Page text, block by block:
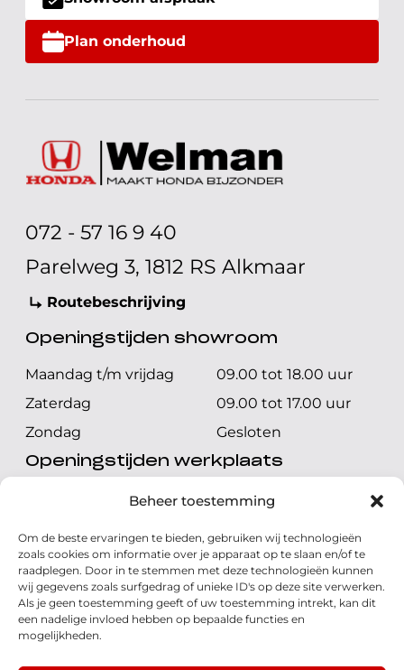
Beheer toestemming
Om de beste ervaringen te bieden, gebruiken wij technologieën
zoals cookies om informatie over je apparaat op te slaan en/of te
raadplegen. Door in te stemmen met deze technologieën kunnen
wij gegevens zoals surfgedrag of unieke ID's op deze site verwerken.
Als je geen toestemming geeft of uw toestemming intrekt, kan dit
een nadelige invloed hebben op bepaalde functies en
mogelijkheden.
Plan onderhoud
072 - 57 16 9 40
Parelweg 3, 1812 RS Alkmaar
Routebeschrijving
Openingstijden showroom
Maandag t/m vrijdag
09.00 tot 18.00 uur
Zaterdag
09.00 tot 17.00 uur
Zondag
Gesloten
Openingstijden werkplaats
Maandag t/m vrijdag
08.00 tot 17.00 uur
Zondag
Gesloten
Volg ons